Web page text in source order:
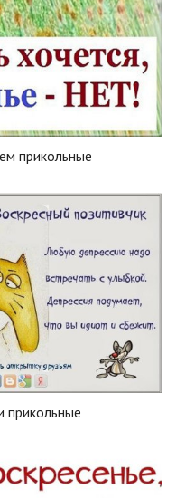
прикольные
прикольные